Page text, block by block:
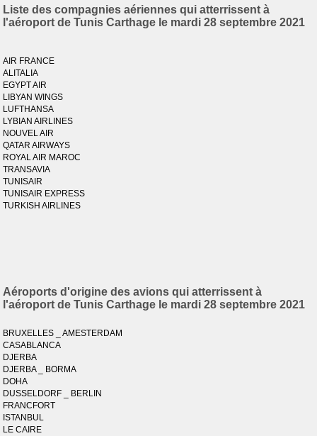
Liste des compagnies aériennes qui atterrissent à
l'aéroport de Tunis Carthage le mardi 28 septembre 2021
AIR FRANCE
ALITALIA
EGYPT AIR
LIBYAN WINGS
LUFTHANSA
LYBIAN AIRLINES
NOUVEL AIR
QATAR AIRWAYS
ROYAL AIR MAROC
TRANSAVIA
TUNISAIR
TUNISAIR EXPRESS
TURKISH AIRLINES
Aéroports d'origine des avions qui atterrissent à
l'aéroport de Tunis Carthage le mardi 28 septembre 2021
BRUXELLES _ AMESTERDAM
CASABLANCA
DJERBA
DJERBA _ BORMA
DOHA
DUSSELDORF _ BERLIN
FRANCFORT
ISTANBUL
LE CAIRE